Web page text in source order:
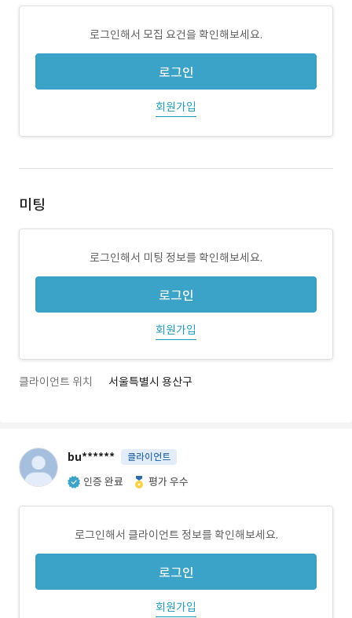
로그인해서 모집 요건을 확인해보세요.
로그인
회원가입
미팅
로그인해서 미팅 정보를 확인해보세요.
로그인
회원가입
클라이언트 위치 서울특별시 용산구
bu****** 클라이언트
인증 완료 평가 우수
로그인해서 클라이언트 정보를 확인해보세요.
로그인
회원가입